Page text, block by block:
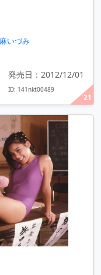
21
いづみ
発売日：2012/12/01
ID: 141nkt00489